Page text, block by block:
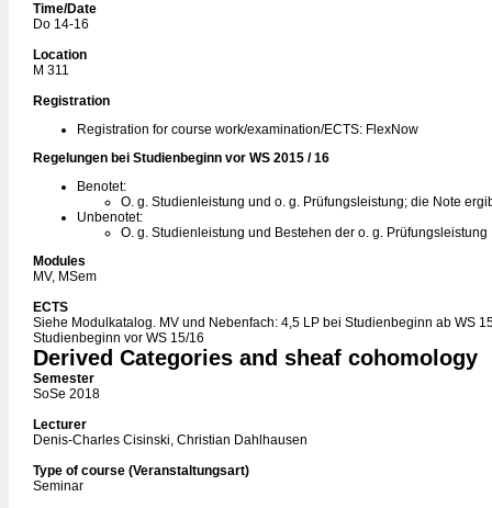
Time/Date
Do 14-16
Location
M 311
Registration
Registration for course work/examination/ECTS: FlexNow
Regelungen bei Studienbeginn vor WS 2015 / 16
Benotet:
O. g. Studienleistung und o. g. Prüfungsleistung; die Note
Unbenotet:
O. g. Studienleistung und Bestehen der o. g. Prüfungsleistung
Modules
MV, MSem
ECTS
Siehe Modulkatalog. MV und Nebenfach: 4,5 LP bei Studienbeginn ab WS
Studienbeginn vor WS 15/16
Derived Categories and sheaf cohomology
Semester
SoSe 2018
Lecturer
Denis-Charles Cisinski, Christian Dahlhausen
Type of course (Veranstaltungsart)
Seminar